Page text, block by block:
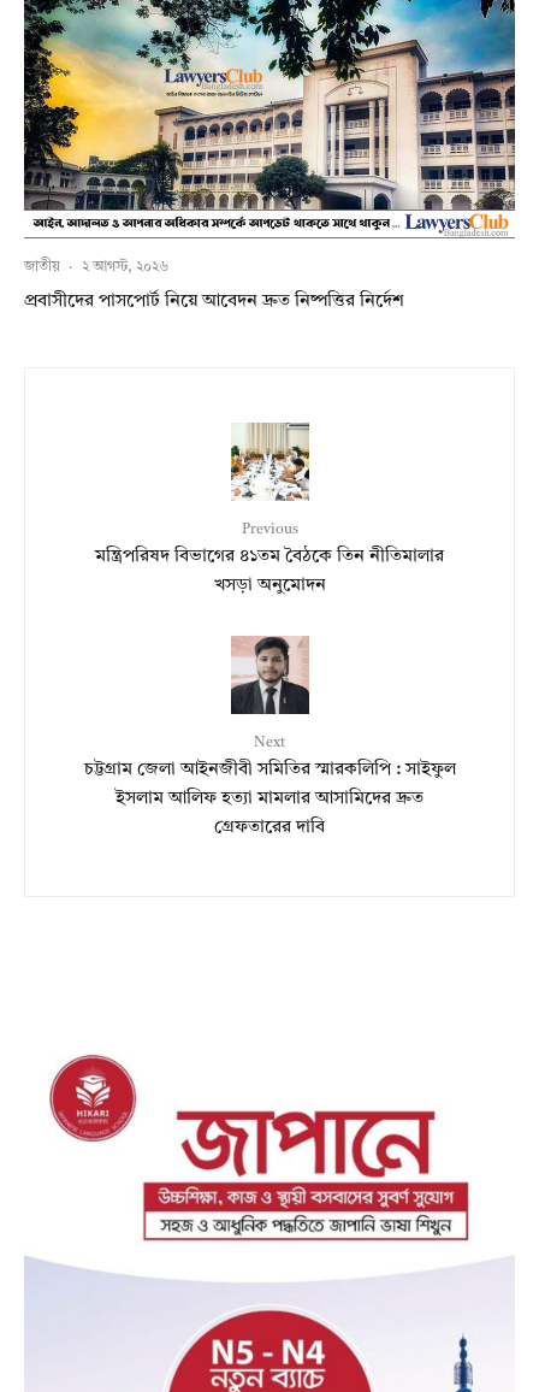
জাতীয় · ২ আগস্ট, ২০২৬
প্রবাসীদের পাসপোর্ট নিয়ে আবেদন দ্রুত নিষ্পত্তির নির্দেশ
Previous
মন্ত্রিপরিষদ বিভাগের ৪১তম বৈঠকে তিন নীতিমালার
খসড়া অনুমোদন
Next
চট্টগ্রাম জেলা আইনজীবী সমিতির স্মারকলিপি : সাইফুল
ইসলাম আলিফ হত্যা মামলার আসামিদের দ্রুত
গ্রেফতারের দাবি